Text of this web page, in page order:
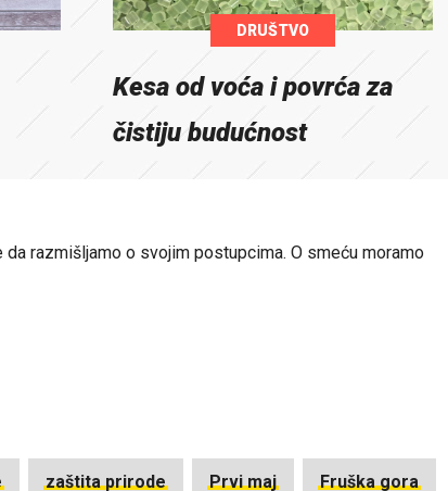
DRUŠTVO
Kesa od voća i povrća za
čistiju budućnost
razmišljamo o svojim postupcima. O smeću moramo
zaštita prirode Prvi maj Fruška gora